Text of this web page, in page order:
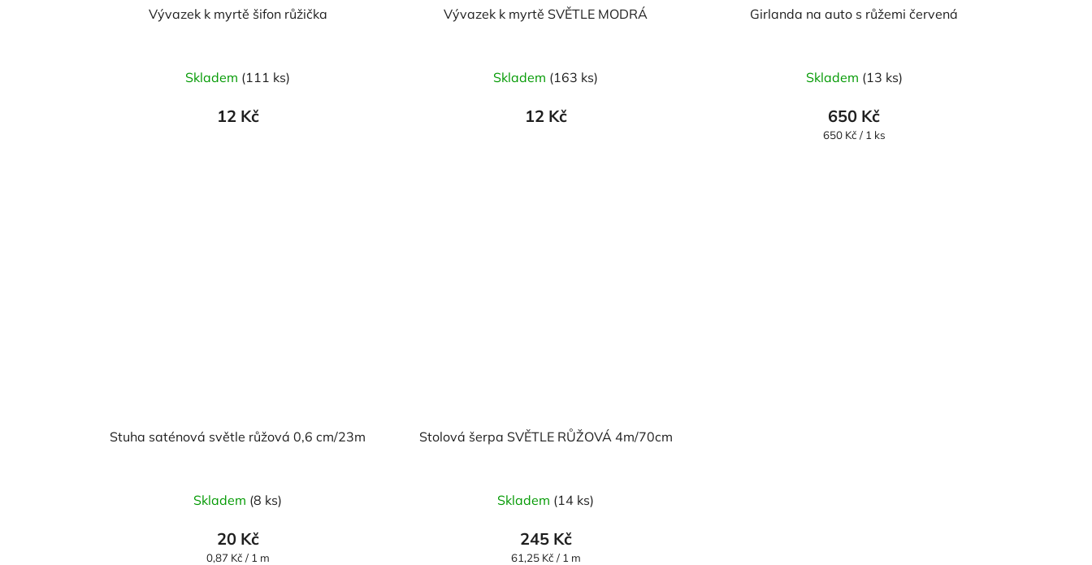
Vývazek k myrtě šifon růžička
Skladem (111 ks)
12 Kč
Vývazek k myrtě SVĚTLE MODRÁ
Skladem (163 ks)
12 Kč
Girlanda na auto s růžemi červená
Skladem (13 ks)
650 Kč
Měrná
650 Kč / 1 ks
Stuha saténová světle růžová 0,6 cm/23m
Skladem (8 ks)
20 Kč
Měrná
0,87 Kč / 1 m
Stolová šerpa SVĚTLE RŮŽOVÁ 4m/70cm
Skladem (14 ks)
245 Kč
Měrná
61,25 Kč / 1 m